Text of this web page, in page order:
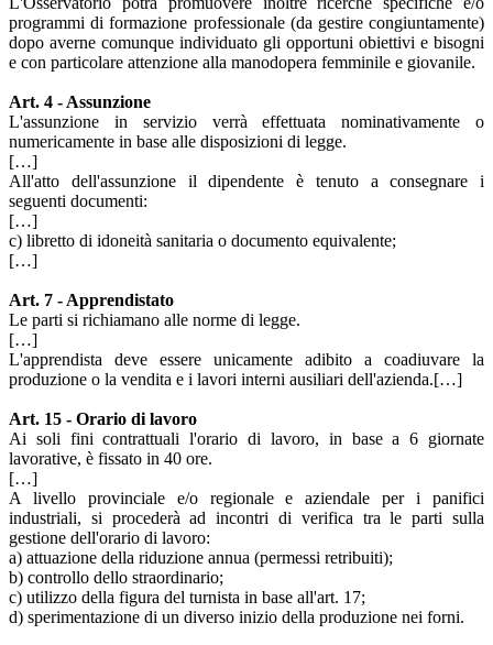
programmi di formazione professionale (da gestire congiuntamente)
dopo averne comunque individuato gli opportuni obiettivi e bisogni
e con particolare attenzione alla manodopera femminile e giovanile.
Art. 4 - Assunzione
L'assunzione in servizio verrà effettuata nominativamente o
numericamente in base alle disposizioni di legge.
[…]
All'atto dell'assunzione il dipendente è tenuto a consegnare i
seguenti documenti:
[…]
c) libretto di idoneità sanitaria o documento equivalente;
[…]
Art. 7 - Apprendistato
Le parti si richiamano alle norme di legge.
[…]
L'apprendista deve essere unicamente adibito a coadiuvare la
produzione o la vendita e i lavori interni ausiliari dell'azienda.[…]
Art. 15 - Orario di lavoro
Ai soli fini contrattuali l'orario di lavoro, in base a 6 giornate
lavorative, è fissato in 40 ore.
[…]
A livello provinciale e/o regionale e aziendale per i panifici
industriali, si procederà ad incontri di verifica tra le parti sulla
gestione dell'orario di lavoro:
a) attuazione della riduzione annua (permessi retribuiti);
b) controllo dello straordinario;
c) utilizzo della figura del turnista in base all'art. 17;
d) sperimentazione di un diverso inizio della produzione nei forni.